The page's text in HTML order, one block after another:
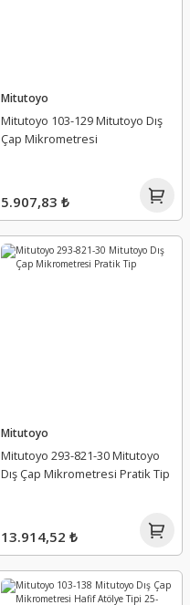
Mitutoyo
Mitutoyo 103-129 Mitutoyo Dış
Çap Mikrometresi
5.907,83 ₺
Mitutoyo
Mitutoyo 293-821-30 Mitutoyo
Dış Çap Mikrometresi Pratik Tip
13.914,52 ₺